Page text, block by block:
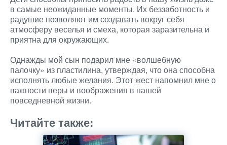
в самые неожиданные моменты. Их беззаботность и
радушие позволяют им создавать вокруг себя
атмосферу веселья и смеха, которая заразительна и
приятна для окружающих.
Однажды мой сын подарил мне «волшебную
палочку» из пластилина, утверждая, что она способна
исполнять любые желания. Этот жест напомнил мне о
важности веры и воображения в нашей
повседневной жизни.
Читайте также: